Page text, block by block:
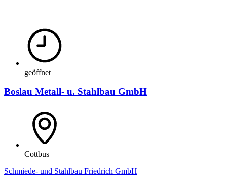
geöffnet
Boslau Metall- u. Stahlbau GmbH
Cottbus
Schmiede- und Stahlbau Friedrich GmbH